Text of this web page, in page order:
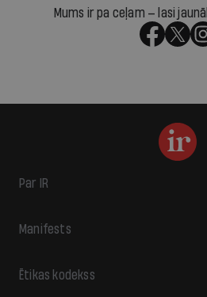
Mums ir pa ceļam — lasi
Par IR
Manifests
Ētikas kodekss